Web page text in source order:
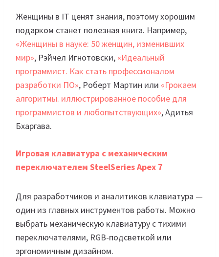
Женщины в IT ценят знания, поэтому хорошим
подарком станет полезная книга. Например,
«Женщины в науке: 50 женщин, изменивших
мир», Рэйчел Игнотовски, «Идеальный
программист. Как стать профессионалом
разработки ПО», Роберт Мартин или «Грокаем
алгоритмы. иллюстрированное пособие для
программистов и любопытствующих», Адитья
Бхаргава.
Игровая клавиатура с механическим
переключателем SteelSeries Apex 7
Для разработчиков и аналитиков клавиатура —
один из главных инструментов работы. Можно
выбрать механическую клавиатуру с тихими
переключателями, RGB-подсветкой или
эргономичным дизайном.